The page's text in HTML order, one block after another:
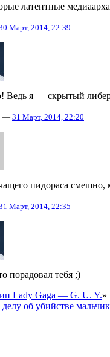
латентные
Март, 2014, 22:39
Ведь я — скрытый
— 31 Март, 2014, 22:20
пидораса смешно,
Март, 2014, 22:35
порадовал тебя ;)
Lady Gaga — G. U. Y.»
об убийстве